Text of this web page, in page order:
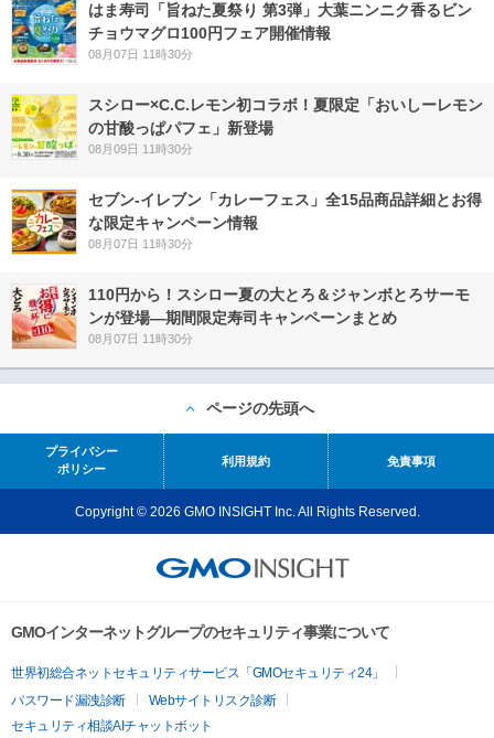
はま寿司「旨ねた夏祭り 第3弾」大葉ニンニク香るビン
チョウマグロ100円フェア開催情報
08月07日 11時30分
スシロー×C.C.レモン初コラボ！夏限定「おいしーレモン
の甘酸っぱパフェ」新登場
08月09日 11時30分
セブン‐イレブン「カレーフェス」全15品商品詳細とお得
な限定キャンペーン情報
08月07日 11時30分
110円から！スシロー夏の大とろ＆ジャンボとろサーモ
ンが登場―期間限定寿司キャンペーンまとめ
08月07日 11時30分
ページの先頭へ
プライバシー
ポリシー
利用規約 免責事項
Copyright © 2026 GMO INSIGHT Inc. All Rights Reserved.
GMOインターネットグループのセキュリティ事業について
世界初総合ネットセキュリティサービス「GMOセキュリティ24」
パスワード漏洩診断
Webサイトリスク診断
セキュリティ相談AIチャットボット